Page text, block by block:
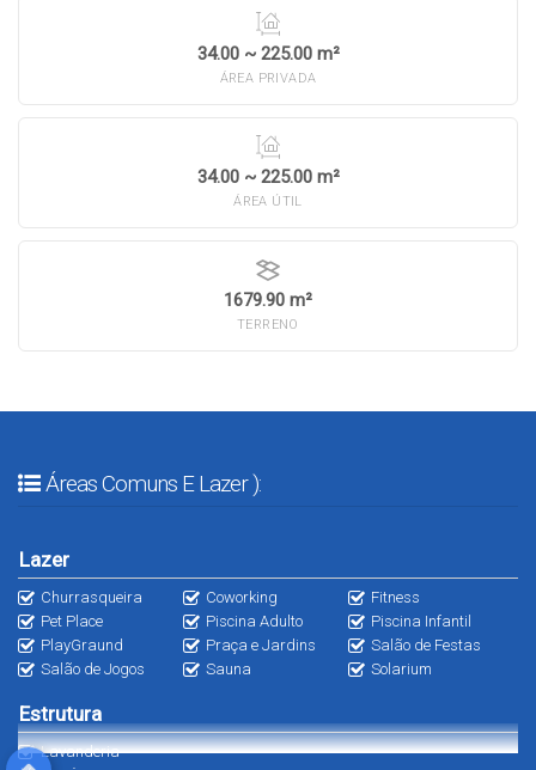
34.00 ~ 225.00 m²
ÁREA PRIVADA
34.00 ~ 225.00 m²
ÁREA ÚTIL
1679.90 m²
TERRENO
Áreas Comuns E Lazer ):
Lazer
Churrasqueira Coworking
Fitness
Pet Place
Piscina Adulto
Piscina Infantil
PlayGraund
Praça e Jardins
Salão de Festas
Salão de Jogos
Sauna Solarium
Estrutura
Lavanderia